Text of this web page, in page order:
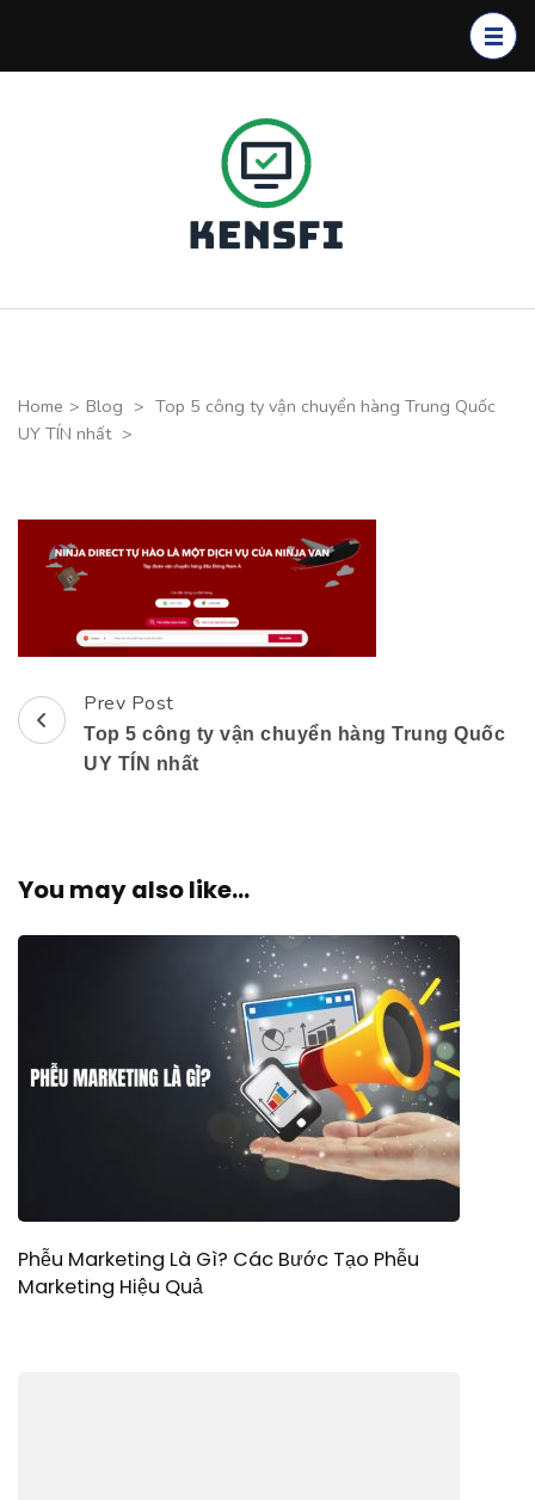
Home > Blog > Top 5 công ty vận chuyển hàng Trung Quốc
UY TÍN nhất >
Post
Navigation
Prev Post
Top 5 công ty vận chuyển hàng Trung Quốc
UY TÍN nhất
You may also like...
Phễu Marketing Là Gì? Các Bước Tạo Phễu
Marketing Hiệu Quả